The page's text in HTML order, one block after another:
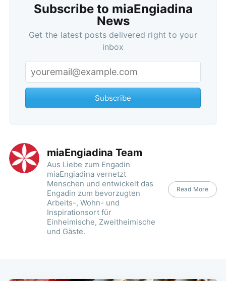
Subscribe to miaEngiadina
News
Get the latest posts delivered right to your
inbox
Subscribe
miaEngiadina Team
Aus Liebe zum Engadin
miaEngiadina vernetzt
Menschen und entwickelt das
Engadin zum bevorzugten
Arbeits-, Wohn- und
Inspirationsort für
Einheimische, Zweitheimische
und Gäste.
Read More
Subscribe